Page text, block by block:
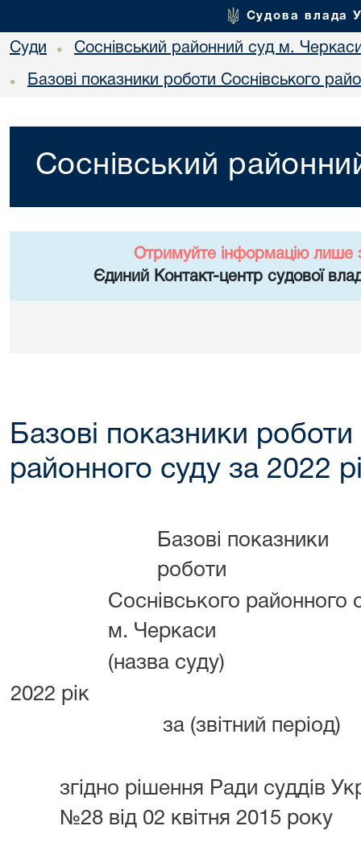
Судова влада
Суди • Соснівський районний суд м.
• Базові показники роботи Соснівського
Соснівський
Отримуйте інформацію лише
Єдиний Контакт-центр судової
Базові показники роботи
районного суду за 2022
Базові показники
роботи
Соснівського районного
м. Черкаси
(назва суду)
2022 рік
за (звітний період)
згідно рішення Ради суддів
№28 від 02 квітня 2015 року